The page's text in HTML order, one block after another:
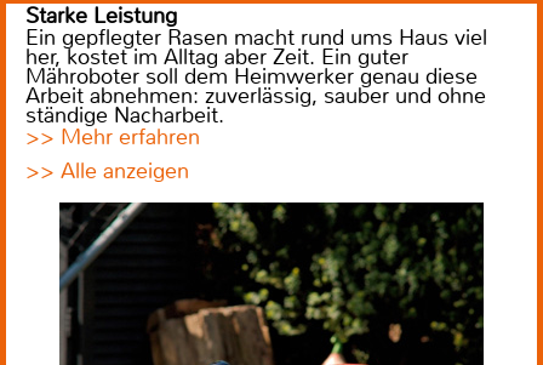
Starke Leistung
Ein gepflegter Rasen macht rund ums Haus viel
her, kostet im Alltag aber Zeit. Ein guter
Mähroboter soll dem Heimwerker genau diese
Arbeit abnehmen: zuverlässig, sauber und ohne
ständige Nacharbeit.
>> Mehr erfahren
>> Alle anzeigen